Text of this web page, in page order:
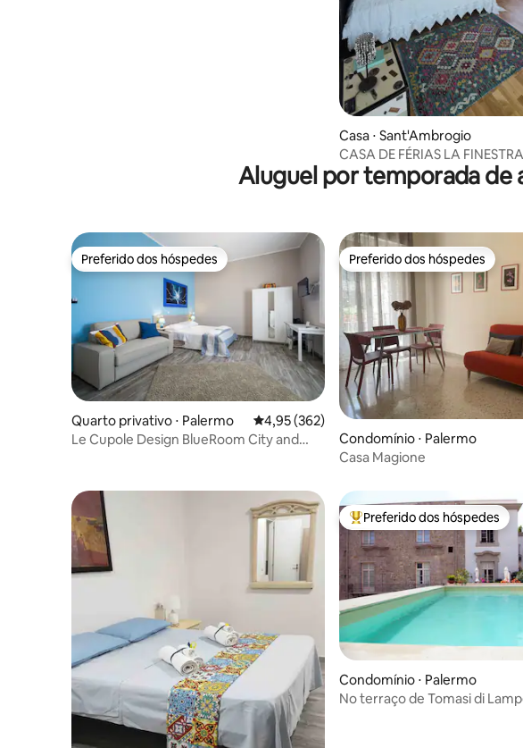
Casa ⋅ Sant'Ambrogio
CASA DE FÉRIAS LA
Aluguel por temporada de
Preferido dos hóspedes
Preferido dos hóspedes
Quarto privativo ⋅ Palermo 4,95 de uma avaliação média de 5, 362
4,95 (362)
Le Cupole Design BlueRoom City and
Preferido dos hóspedes
Preferido dos hóspedes
Condomínio ⋅ Palermo
Casa Magione
Entre os melhores preferidos
Preferido dos hóspedes
Condomínio ⋅ Palermo
No terraço de Tomasi di